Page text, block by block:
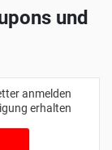
und
anmelden
erhalten